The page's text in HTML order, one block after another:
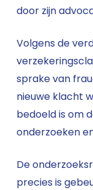
door zijn
Volgens de
sprake van
nieuwe klacht
bedoeld is om
onderzoeken
De
precies is